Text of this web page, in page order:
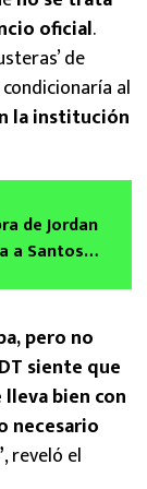
oficial.
de
al
la institución
de Jordan
a Santos
pero no
siente que
bien con
necesario
, reveló el